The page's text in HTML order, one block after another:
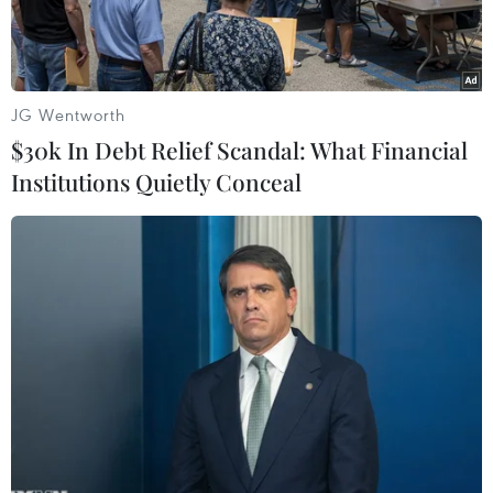
Hiện trường một vụ đánh bom tại Tikrit. (Nguồn: EPA/TTXVN)
Theo AFP/AP, ngày 14/11, giới chức Iraq cho biết
đã xảy ra một vụ tấn công liều chết tại thị trấn
Ain al-Tamer, phía Nam thủ đô Baghdad khiến
Theo giới chức Iraq, có sáu phần tử đánh bom
JG Wentworth
$30k In Debt Relief Scandal: What Financial
Institutions Quietly Conceal